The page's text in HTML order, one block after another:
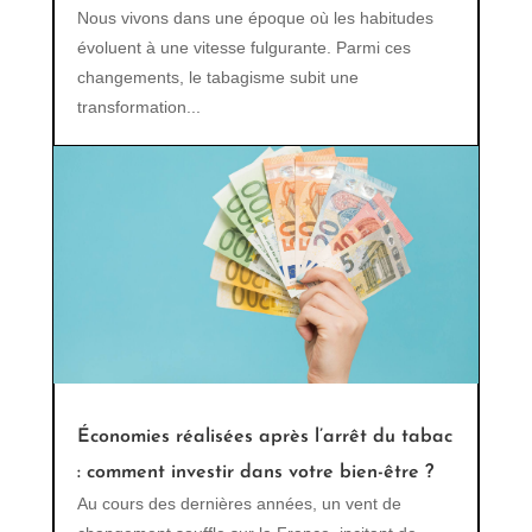
Nous vivons dans une époque où les habitudes
évoluent à une vitesse fulgurante. Parmi ces
changements, le tabagisme subit une
transformation...
Économies réalisées après l’arrêt du tabac
: comment investir dans votre bien-être ?
Au cours des dernières années, un vent de